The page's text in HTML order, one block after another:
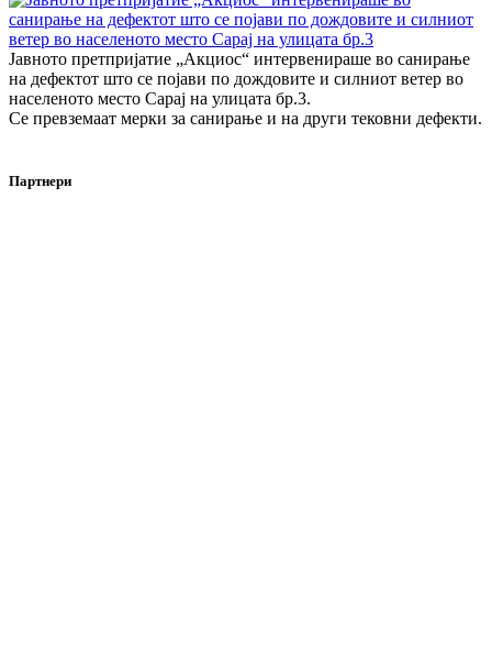
Јавното претпријатие „Акциос“ интервенираше во санирање
на дефектот што се појави по дождовите и силниот ветер во
населеното место Сарај на улицата бр.3.
Се превземаат мерки за санирање и на други тековни дефекти.
Партнери